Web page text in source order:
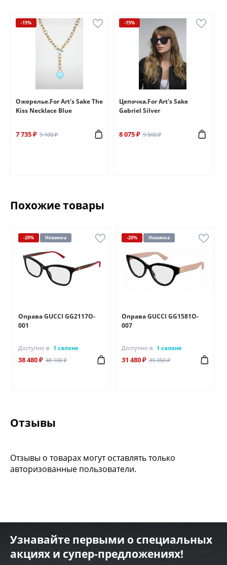
-15%
Ожерелье.For Art's Sake The
Kiss Necklace Blue
7 735 ₽ 9 100 ₽
-15%
Цепочка.For Art's Sake
Gabriel Silver
8 075 ₽ 9 500 ₽
Похожие товары
-20% Новинка
Оправа GUCCI GG2117O-
001
Доступно в 1 салоне
38 480 ₽ 48 100 ₽
-20% Новинка
Оправа GUCCI GG1581O-
007
Доступно в 1 салоне
31 480 ₽ 39 350 ₽
Отзывы
Отзывы о товарах могут оставлять только
авторизованные пользователи.
Узнавайте первыми о специальных
акциях и супер-предложениях!